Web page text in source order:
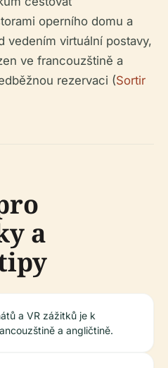
operního domu a
vedením virtuální postavy,
ve francouzštině a
rezervaci (Sortir
a
a VR zážitků je k
a angličtině.